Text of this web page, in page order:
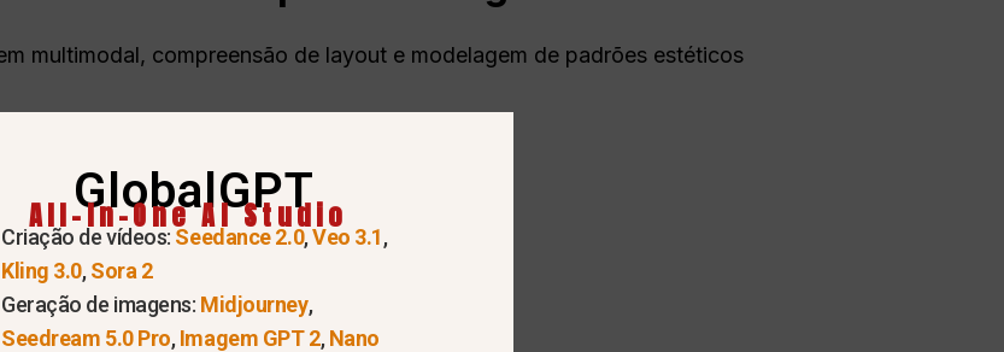
multimodal, compreensão de layout e modelagem de padrões estéticos
humanos
GlobalGPT
All-In-One AI Studio
Criação de vídeos: Seedance 2.0,Veo 3.1,
Kling 3.0,Sora 2
Geração de imagens: Midjourney,
Seedream 5.0 Pro,Imagem GPT 2,Nano